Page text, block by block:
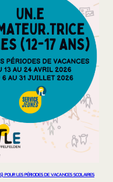
LES PÉRIODES DE VACANCES SCOLAIRES